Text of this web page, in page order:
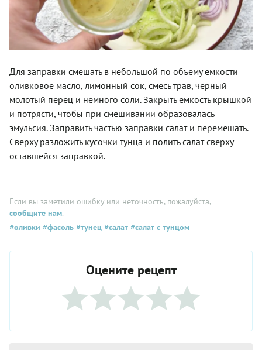
Для заправки смешать в небольшой по объему емкости
оливковое масло, лимонный сок, смесь трав, черный
молотый перец и немного соли. Закрыть емкость крышкой
и потрясти, чтобы при смешивании образовалась
эмульсия. Заправить частью заправки салат и перемешать.
Сверху разложить кусочки тунца и полить салат сверху
оставшейся заправкой.
Если вы заметили ошибку или неточность, пожалуйста,
сообщите нам.
#оливки #фасоль #тунец #салат #салат с тунцом
Оцените рецепт